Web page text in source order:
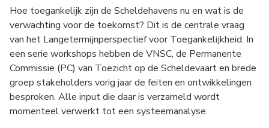
Hoe toegankelijk zijn de Scheldehavens nu en wat is de
verwachting voor de toekomst? Dit is de centrale vraag
van het Langetermijnperspectief voor Toegankelijkheid. In
een serie workshops hebben de VNSC, de Permanente
Commissie (PC) van Toezicht op de Scheldevaart en brede
groep stakeholders vorig jaar de feiten en ontwikkelingen
besproken. Alle input die daar is verzameld wordt
momenteel verwerkt tot een systeemanalyse.